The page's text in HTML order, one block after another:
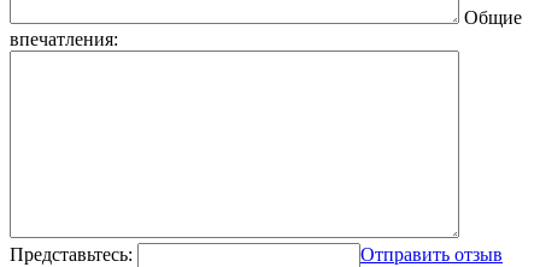
Общие
впечатления:
Представьтесь: Отправить отзыв